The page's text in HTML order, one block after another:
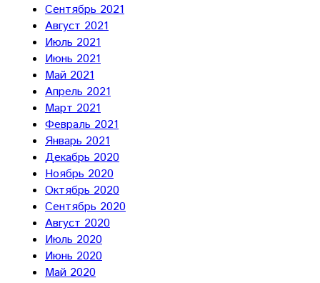
Сентябрь 2021
Август 2021
Июль 2021
Июнь 2021
Май 2021
Апрель 2021
Март 2021
Февраль 2021
Январь 2021
Декабрь 2020
Ноябрь 2020
Октябрь 2020
Сентябрь 2020
Август 2020
Июль 2020
Июнь 2020
Май 2020